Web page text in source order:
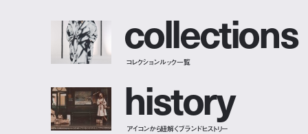
collections
コレクションルック一覧
history
アイコンから紐解くブランドヒストリー